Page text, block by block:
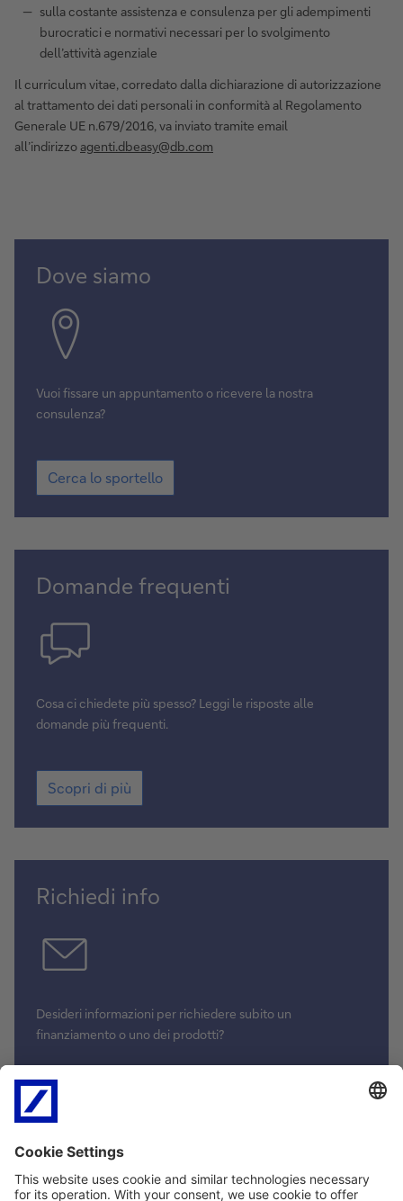
sulla costante assistenza e consulenza per gli adempimenti
burocratici e normativi necessari per lo svolgimento
dell’attività agenziale
Il curriculum vitae, corredato dalla dichiarazione di autorizzazione
al trattamento dei dati personali in conformità al Regolamento
Generale UE n.679/2016, va inviato tramite email
all’indirizzo agenti.dbeasy@db.com
Dove siamo
Vuoi fissare un appuntamento o ricevere la nostra
consulenza?
Cerca lo sportello
Domande frequenti
Cosa ci chiedete più spesso? Leggi le risposte alle
domande più frequenti.
Scopri di più
Richiedi info
Desideri informazioni per richiedere subito un
finanziamento o uno dei prodotti?